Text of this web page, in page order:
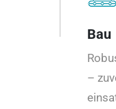
Bau
–